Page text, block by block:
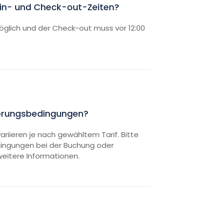
und Check-out-Zeiten?
und der Check-out muss vor 12:00
je nach gewähltem Tarif. Bitte
bei der Buchung oder
Informationen.